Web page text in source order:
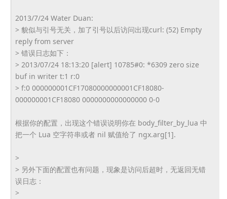
2013/7/24 Water Duan:
> 貌似与引号无关，加了引号以后访问出现curl: (52) Empty
reply from server
> 错误日志如下：
> 2013/07/24 18:13:20 [alert] 10785#0: *6309 zero size
buf in writer t:1 r:0
> f:0 000000001CF17080000000001CF18080-
000000001CF18080 0000000000000000 0-0
根据你的配置，出现这个错误说明你在 body_filter_by_lua 中
把一个 Lua 空字符串或者 nil 赋值给了 ngx.arg[1].
>
> 另外下面的配置也有问题，现象是访问后超时，无返回无错
误日志：
>